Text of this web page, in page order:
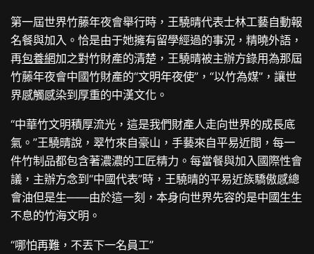
第一屆世界竹藤年夜會舉行時，王驍晴代表士林工藝自動報
名餐與加入。恰是由于她擁有留學經過的事況，精曉外語，
再包養網加之對竹財產的清楚，王驍晴被主辦方錄用為那屆
竹藤年夜會中國竹財產的“文明年夜使”，“以竹為媒”，讓世
界感觸感染到厚重的中漢文化。
“中華竹文明積厚流光，這是我們財產人走向世界的成長底
氣。”王驍晴說，翠竹來自豪山，手藝來自平易近間，每一
件竹制品都包含著濃濃的工匠精力。每當餐與加入國際性會
議，主辦方念到“中國代表”時，王驍晴的平易近族驕傲感總
會油但是生——由於這一刻，本身向世界先容的是中國生生
不息的竹海文明。
“哪怕再難，不丟下一名員工”